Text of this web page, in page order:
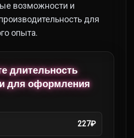
возможности и
для
опыта.
длительность
для оформления
227₽